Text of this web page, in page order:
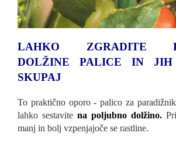
LAHKO ZGRADITE
DOLŽINE PALICE IN JIH
SKUPAJ
To praktično oporo - palico za
lahko sestavite na poljubno dolžino.
manj in bolj vzpenjajoče se rastline.